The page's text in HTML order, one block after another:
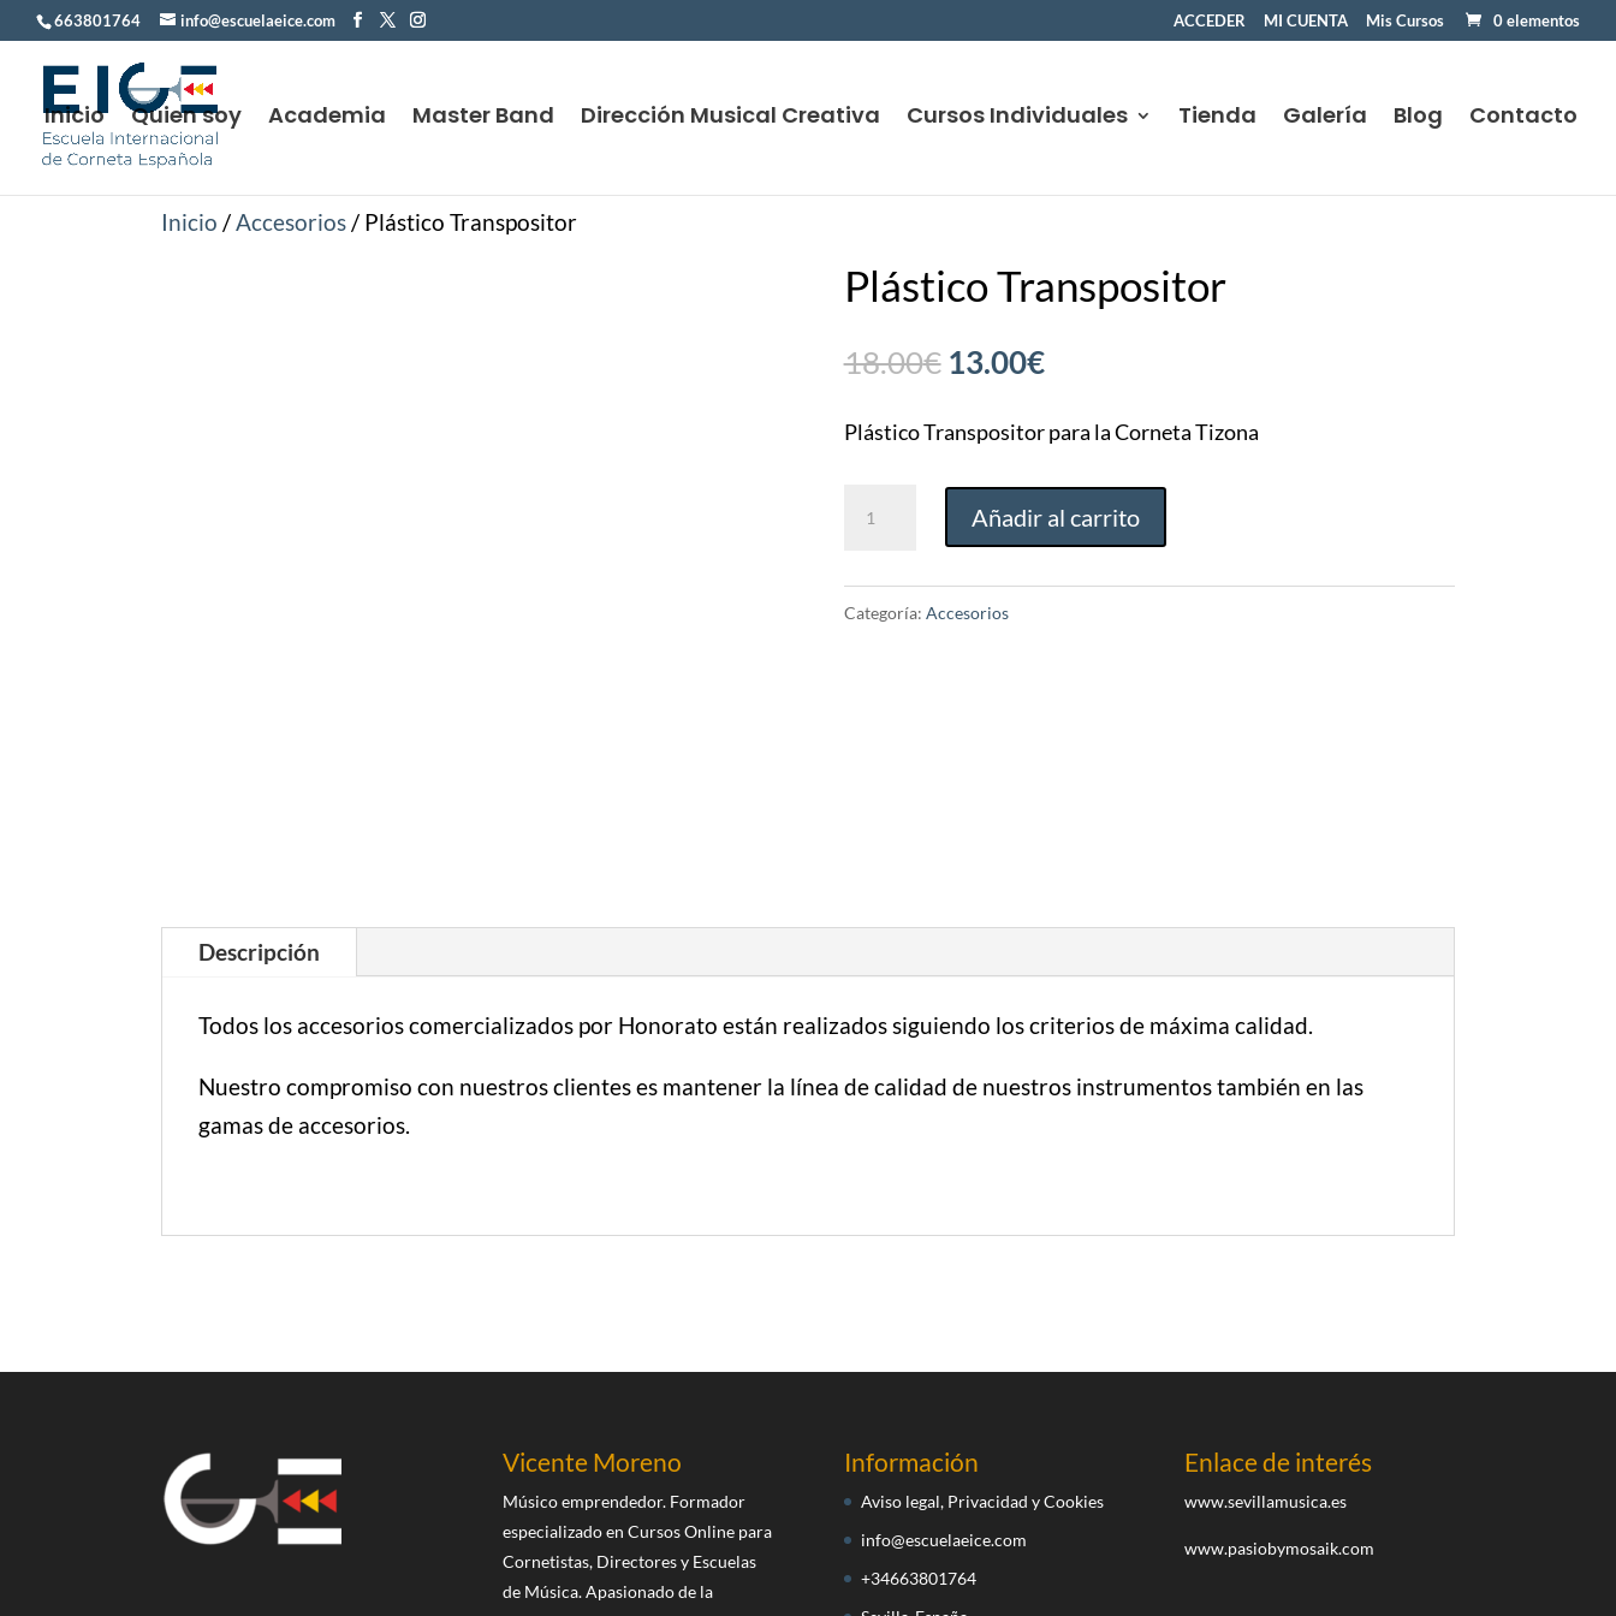
663801764 info@escuelaeice.com ACCEDER MI CUENTA Mis Cursos 0 elementos
Inicio Quien soy Academia Master Band Dirección Musical Creativa Cursos Individuales Tienda Galería Blog Contacto
Inicio /Accesorios/ Plástico Transpositor
Plástico Transpositor
18.00€ El
original
18.00€.
13.00€El
actual
13.00€.
Plástico Transpositor para la Corneta Tizona
Transpositor
cantidad
Añadir al carrito
Categoría: Accesorios
Descripción
Todos los accesorios comercializados por Honorato están realizados siguiendo los criterios de máxima calidad.
Nuestro compromiso con nuestros clientes es mantener la línea de calidad de nuestros instrumentos también en las
gamas de accesorios.
Vicente Moreno
Músico emprendedor. Formador
especializado en Cursos Online para
Cornetistas, Directores y Escuelas
de Música. Apasionado de la
Información
Aviso legal, Privacidad y Cookies
info@escuelaeice.com
+34663801764
Enlace de interés
www.sevillamusica.es
www.pasiobymosaik.com